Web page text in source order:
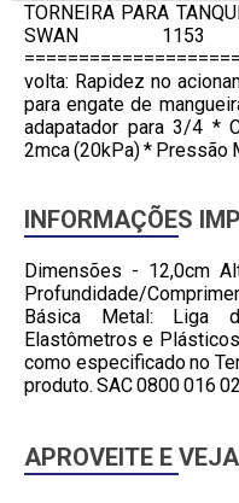
TORNEIRA PARA
SWAN 1153
volta: Rapidez no
para engate de
adapatador para 3/4 *
2mca (20kPa) * Pressão
INFORMAÇÕES
Dimensões - 12,0cm
Profundidade/
Básica Metal: Liga
Elastômetros e Plásticos
como especificado no
produto. SAC 0800 016
APROVEITE E